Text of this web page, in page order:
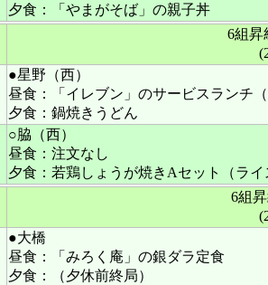
夕食：「やまがそば」の親子丼
6組昇
●星野（西）
昼食：「イレブン」のサービスランチ
夕食：鍋焼きうどん
○脇（西）
昼食：注文なし
夕食：若鶏しょうが焼きAセット（ラ
6組
●大橋
昼食：「みろく庵」の銀ダラ定食
夕食：（夕休前終局）